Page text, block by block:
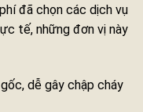
đã chọn các dịch vụ
tế, những đơn vị này
dễ gây chập cháy